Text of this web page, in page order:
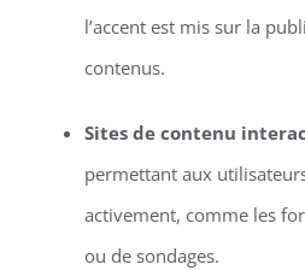
l’accent est mis sur la
contenus.
Sites de contenu
permettant aux
activement, comme les
ou de sondages.